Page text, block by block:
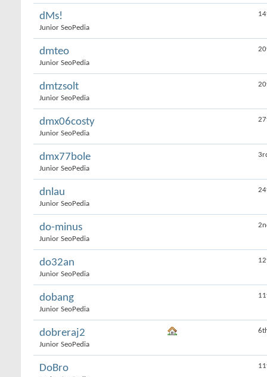
dMs!
Junior SeoPedia
dmteo
Junior SeoPedia
dmtzsolt
Junior SeoPedia
dmx06costy
Junior SeoPedia
dmx77bole
Junior SeoPedia
dnlau
Junior SeoPedia
do-minus
Junior SeoPedia
do32an
Junior SeoPedia
dobang
Junior SeoPedia
dobreraj2
Junior SeoPedia
DoBro